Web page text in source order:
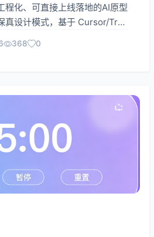
程化、可直接上线落地的AI原型
真设计模式，基于 Cursor/Trae
MD常驻Skills，一键生成
业级RBAC权限管理后台完整
脚手架初始化，是目前B端后台
生产方案。
368 0